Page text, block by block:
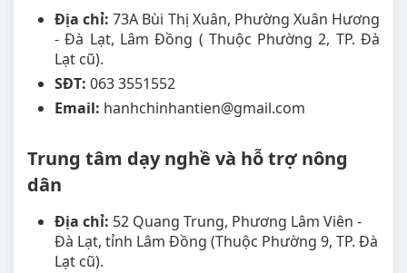
Địa chỉ: 73A Bùi Thị Xuân, Phường Xuân Hương
- Đà Lạt, Lâm Đồng ( Thuộc Phường 2, TP. Đà
Lạt cũ).
SĐT: 063 3551552
Email: hanhchinhantien@gmail.com
Trung tâm dạy nghề và hỗ trợ nông
dân
Địa chỉ: 52 Quang Trung, Phương Lâm Viên -
Đà Lạt, tỉnh Lâm Đồng (Thuộc Phường 9, TP. Đà
Lạt cũ).